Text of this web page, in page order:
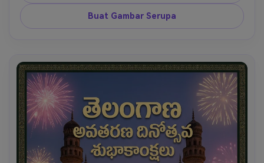
Juni 2026", komposisi perayaan detail tinggi.
Buat Gambar Serupa